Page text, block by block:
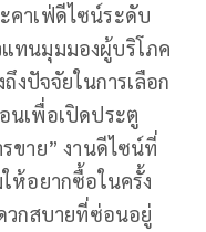
คาเฟ่ดีไซน์ระดับ
แทนมุมมองผู้บริโภค
งปัจจัยในการเลือก
นเพื่อเปิดประตู
ขาย” งานดีไซน์ที่
ห้อยากซื้อในครั้ง
วกสบายที่ซ่อนอยู่